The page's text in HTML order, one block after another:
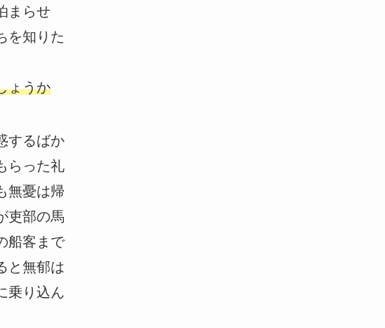
まらせ
を知りた
ょうか
するばか
らった礼
無憂は帰
吏部の馬
船客まで
と無郁は
乗り込ん